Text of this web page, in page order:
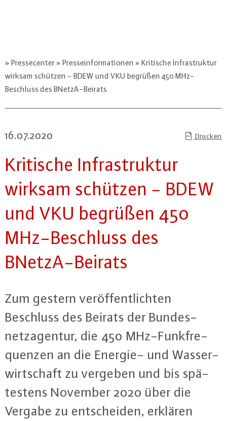
Pressecenter Presseinformationen
Kritische Infrastruktur
wirksam schützen - BDEW und VKU begrüßen 450 MHz-
Beschluss des BNetzA-Beirats
16.07.2020 Drucken
Kritische In­fra­struk­tur
wirksam schützen - BDEW
und VKU begrüßen 450
MHz-Be­schluss des
BNetzA-Bei­rats
Zum gestern ver­öf­fent­lich­ten
Beschluss des Beirats der Bun­des­
netz­agen­tur, die 450 MHz-Funk­fre­
quen­zen an die Energie- und Was­ser­
wirt­schaft zu vergeben und bis spä­
tes­tens November 2020 über die
Vergabe zu ent­schei­den, erklären